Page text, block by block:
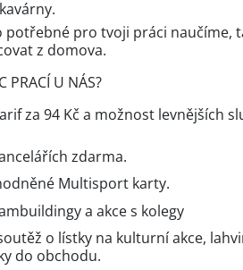
potřebné pro tvoji práci naučíme,
z domova.
PRACÍ U NÁS?
za 94 Kč a možnost levnějších
zdarma.
Multisport karty.
a akce s kolegy
o lístky na kulturní akce,
do obchodu.